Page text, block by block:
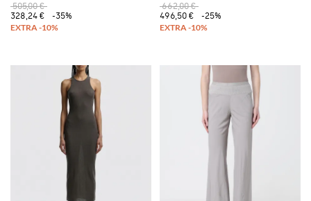
505,00 €
328,24 €
-35%
662,00 €
496,50 €
-25%